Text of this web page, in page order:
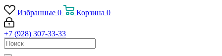
Избранные 0 Корзина 0
+7 (928) 307-33-33